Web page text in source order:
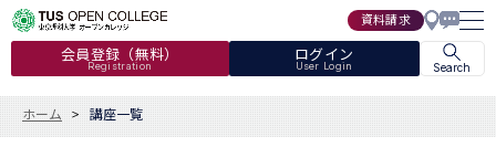
資料請求
会員登録（無料）
Registration
ログイン
User Login Search
ホーム 講座一覧